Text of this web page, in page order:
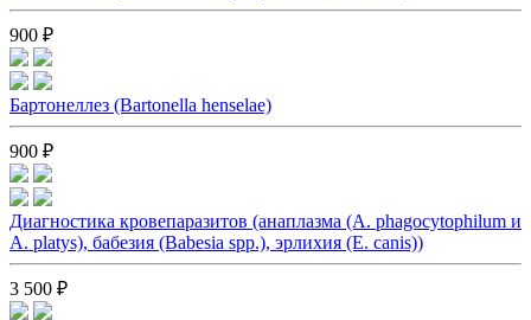
900 ₽
Бартонеллез (Bartonella henselae)
900 ₽
Диагностика кровепаразитов (анаплазма (A. phagocytophilum и
A. platys), бабезия (Babesia spp.), эрлихия (E. canis))
3 500 ₽